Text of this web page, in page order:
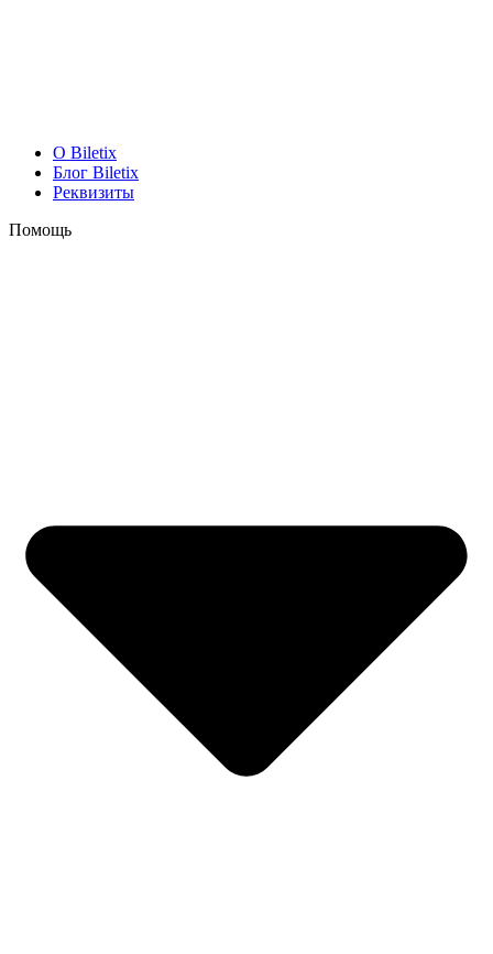
O Biletix
Блог Biletix
Реквизиты
Помощь